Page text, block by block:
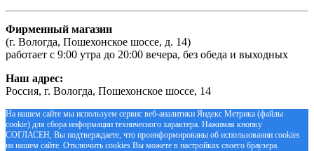
Фирменный магазин
(г. Вологда, Пошехонское шоссе, д. 14)
работает с 9:00 утра до 20:00 вечера, без обеда и выходных
Наш адрес:
Россия, г. Вологда, Пошехонское шоссе, 14
На нашем сайте мы используем сервис веб-аналитики Яндекс Метрика (файлы
cookie) для сбора информации технического характера. Нажимая кнопку
СОГЛАСЕН, Вы подтверждаете, что проинформированы об использовании cookies
на нашем сайте. Отключить cookies Вы можете в настройках своего браузера.